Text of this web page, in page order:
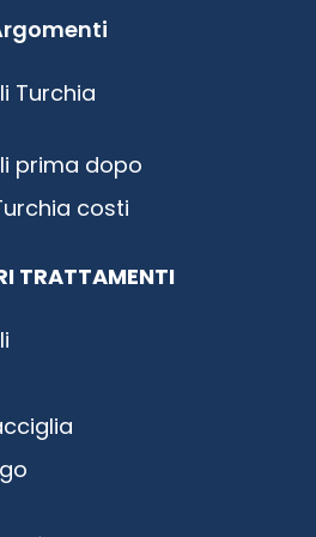
Turchia
prima dopo
costi
TRATTAMENTI